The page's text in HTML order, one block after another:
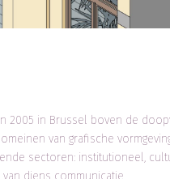
2005 in Brussel boven de
van grafische
sectoren: institutioneel,
diens communicatie.